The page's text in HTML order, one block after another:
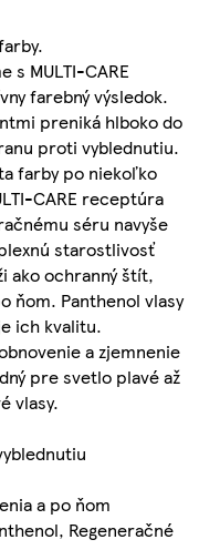
s MULTI-CARE
farebný výsledok.
preniká hlboko do
proti vyblednutiu.
farby po niekoľko
CARE receptúra
séru navyše
starostlivosť
ako ochranný štít,
ňom. Panthenol vlasy
ich kvalitu.
a zjemnenie
pre svetlo plavé až
vlasy.
a po ňom
Regeneračné